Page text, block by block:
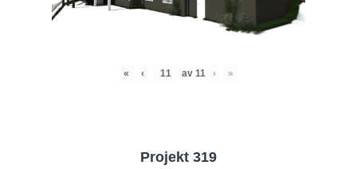
« ‹ av 11 › »
Projekt 319